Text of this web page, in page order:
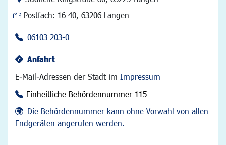
Postfach: 16 40, 63206 Langen
06103 203-0
Anfahrt
E-Mail-Adressen der Stadt im Impressum
Einheitliche Behördennummer 115
Die Behördennummer kann ohne Vorwahl von allen
Endgeräten angerufen werden.